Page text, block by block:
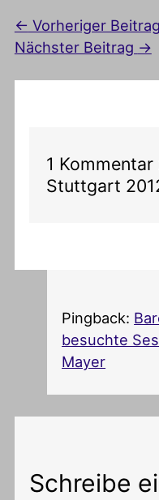
← Vorheriger Beitrag
Nächster Beitrag →
1 Kommentar
Stuttgart
Pingback:
besuchte
Mayer
Schreibe